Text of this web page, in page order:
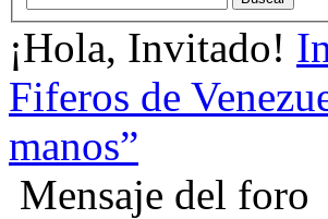
¡Hola, Invitado!
Fiferos de
manos”
Mensaje del foro